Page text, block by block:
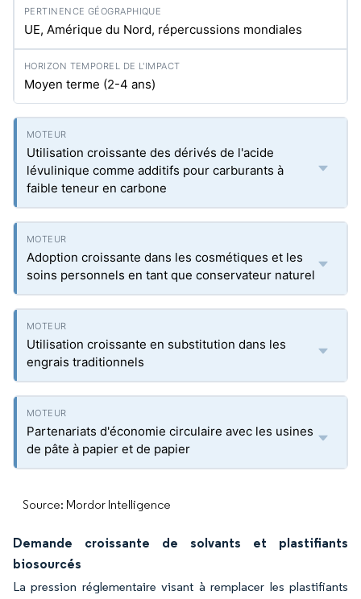
UE, Amérique du Nord, répercussions mondiales
Moyen terme (2-4 ans)
Utilisation croissante des dérivés de l'acide
lévulinique comme additifs pour carburants à
faible teneur en carbone
Adoption croissante dans les cosmétiques et les
soins personnels en tant que conservateur naturel
Utilisation croissante en substitution dans les
engrais traditionnels
Partenariats d'économie circulaire avec les usines
de pâte à papier et de papier
Source: Mordor Intelligence
Demande croissante de solvants et plastifiants
biosourcés
La pression réglementaire visant à remplacer les plastifiants